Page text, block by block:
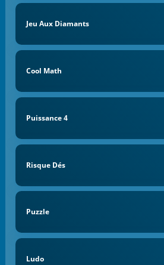
Jeu Aux Diamants
Cool Math
Puissance 4
Risque Dés
Puzzle
Ludo